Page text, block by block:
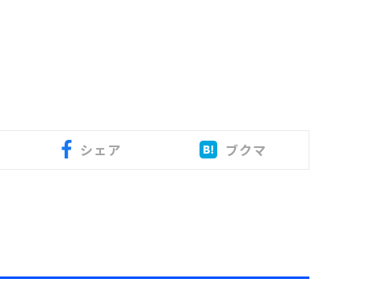
シェア ブクマ